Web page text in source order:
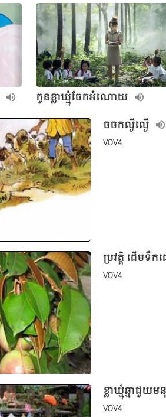
កូនខ្លាឃ្មុំចែកអំណោយ
ចចកល្ងីល្ងើ
VOV4
ប្រវត្តិ ដើមទឹ
VOV4
ខ្លាឃ្មុំឆ្មាជួយម
VOV4